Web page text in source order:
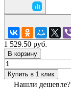
1 529.50 руб.
В корзину
Купить в 1 клик
Нашли дешевле?